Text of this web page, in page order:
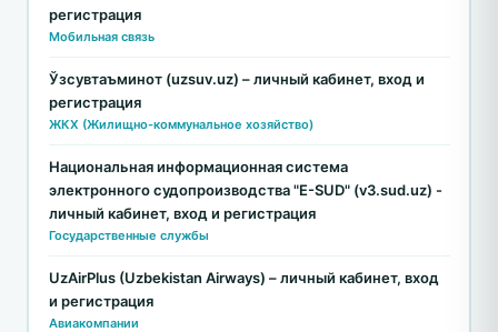
регистрация
Мобильная связь
Ўзсувтаъминот (uzsuv.uz) – личный кабинет, вход и
регистрация
ЖКХ (Жилищно-коммунальное хозяйство)
Национальная информационная система
электронного судопроизводства "E-SUD" (v3.sud.uz) -
личный кабинет, вход и регистрация
Государственные службы
UzAirPlus (Uzbekistan Airways) – личный кабинет, вход
и регистрация
Авиакомпании